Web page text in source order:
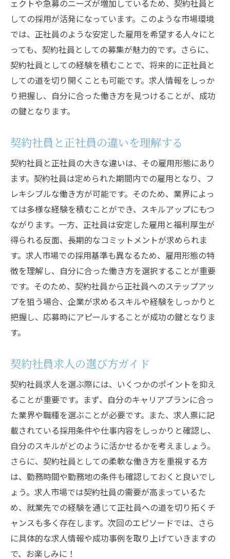
多様な経験が積める契約社員の求人市場を探る
契約社員で広がるキャリアチャンス
様々な業界での経験を積む方法
契約社員の求人で求められるスキルセット
職務経験を多様化させるための戦略
契約社員としての自己成長の機会
契約社員から正社員へ転身するための具体的な
契約社員としての目標設定法
正社員登用を見据えたキャリアビジョン
契約社員としての実績を積むポイント
転身を成功させるためのスキルアップ
社内ネットワークの構築方法
正社員へ転身する際の心構え
ェクトや急募のニーズが増加しているため、契約社員と
しての採用が活発になっています。このような市場環境
では、正社員のような安定した雇用を希望する人々にと
っても、契約社員としての募集が魅力的です。さらに、
契約社員としての経験を積むことで、将来的に正社員と
しての道を切り開くことも可能です。求人情報をしっか
り把握し、自分に合った働き方を見つけることが、成功
の鍵となります。
契約社員と正社員の違いを理解する
契約社員と正社員の大きな違いは、その雇用形態にあり
ます。契約社員は定められた期間内での雇用となり、フ
レキシブルな働き方が可能です。そのため、業界によっ
ては多様な経験を積むことができ、スキルアップにもつ
ながります。一方、正社員は安定した雇用と福利厚生が
得られる反面、長期的なコミットメントが求められま
す。求人市場での採用基準も異なるため、雇用形態の特
徴を理解し、自分に合った働き方を選択することが重要
です。そのため、契約社員から正社員へのステップアッ
プを狙う場合、企業が求めるスキルや経験をしっかりと
把握し、応募時にアピールすることが成功の鍵となりま
す。
契約社員求人の選び方ガイド
契約社員求人を選ぶ際には、いくつかのポイントを抑え
ることが重要です。まず、自分のキャリアプランに合っ
た業界や職種を選ぶことが必要です。また、求人票に記
載されている採用条件や仕事内容をしっかりと確認し、
自分のスキルがどのように活かせるかを考えましょう。
さらに、契約社員としての柔軟な働き方を重視する方
は、勤務時間や勤務地の条件も確認しておくと良いでし
ょう。求人市場では契約社員の需要が高まっているた
め、就業先での経験を通じて正社員への道を切り拓くチ
ャンスも多く存在します。次回のエピソードでは、さら
に具体的な求人情報や成功事例を取り上げていきますの
で、お楽しみに！